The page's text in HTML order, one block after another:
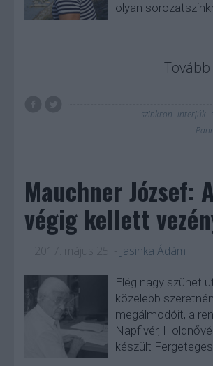
olyan
szinkron interjúk
Mauchner József:
végig kellett
2017. május 25. Jasinka Ádám
Elég nagy szünet
közelebb
megálmodóit, a
Napfivér,
készült